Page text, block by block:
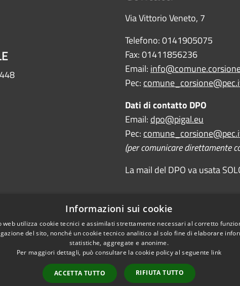
Via Vittorio Veneto, 7
Telefono: 0141905075
Fax: 01411856236
Email:
Pec:
Dati di contatto DPO
Email:dpo@pigal.eu
Pec:
(per comunicare direttamente
La mail del DPO va usata
Informazioni sui cookie
web utilizza cookie tecnici e assimilati strettamente necessari al corretto
del sito, nonché un cookie tecnico analitico al solo fine di elaborare
statistiche, aggregate e anonime.
Per maggiori dettagli, può consultare la cookie policy al seguente link
ACCETTA TUTTO RIFIUTA TUTTO